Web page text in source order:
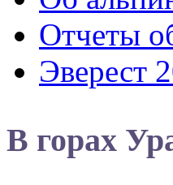
Отчеты
Эверест
В горах